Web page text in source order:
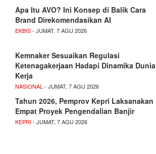
Apa Itu AVO? Ini Konsep di Balik Cara
Brand Direkomendasikan AI
EKBIS- JUMAT, 7 AGU 2026
Kemnaker Sesuaikan Regulasi
Ketenagakerjaan Hadapi Dinamika Dunia
Kerja
NASIONAL- JUMAT, 7 AGU 2026
Tahun 2026, Pemprov Kepri Laksanakan
Empat Proyek Pengendalian Banjir
KEPRI- JUMAT, 7 AGU 2026